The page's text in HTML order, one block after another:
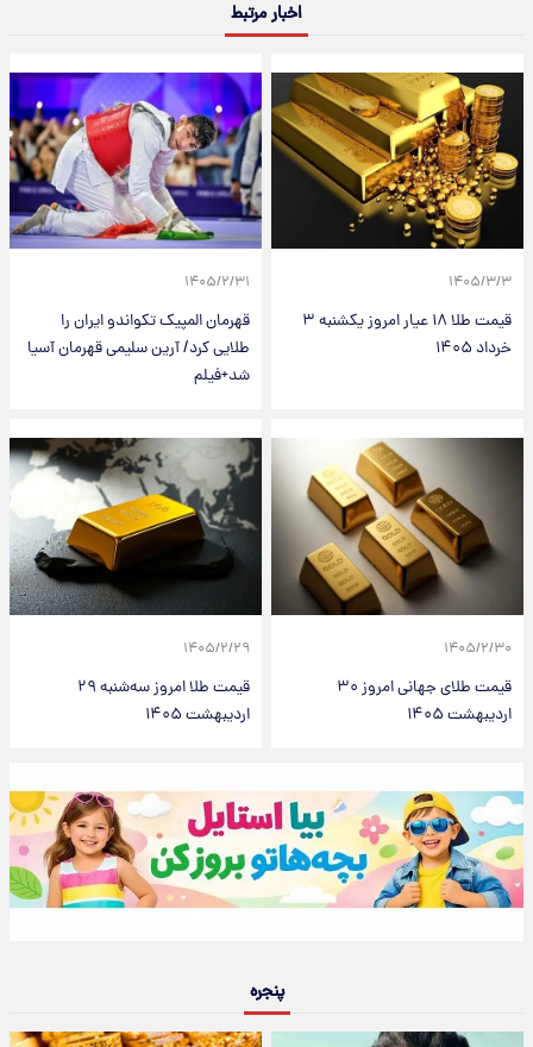
اخبار مرتبط
۱۴۰۵/۳/۳
قیمت طلا ۱۸ عیار امروز یکشنبه ۳
خرداد ۱۴۰۵
۱۴۰۵/۲/۳۱
قهرمان المپیک تکواندو ایران را
طلایی کرد/ آرین سلیمی قهرمان آسیا
شد+فیلم
۱۴۰۵/۲/۳۰
قیمت طلای جهانی امروز ۳۰
اردیبهشت ۱۴۰۵
۱۴۰۵/۲/۲۹
قیمت طلا امروز سه‌شنبه ۲۹
اردیبهشت ۱۴۰۵
پنجره